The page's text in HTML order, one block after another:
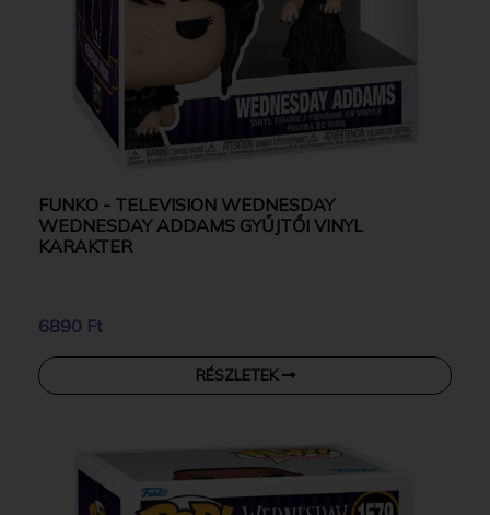
FUNKO - TELEVISION WEDNESDAY
WEDNESDAY ADDAMS GYŰJTŐI VINYL
KARAKTER
6890 Ft
RÉSZLETEK